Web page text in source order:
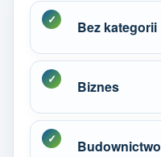
Bez kategorii
Biznes
Budownictwo